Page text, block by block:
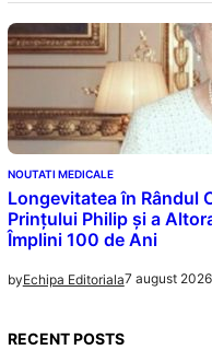
NOUTATI MEDICALE
Longevitatea în Rândul
Prințului Philip și a
Împlini 100 de Ani
byEchipa Editoriala7 august 2026
RECENT POSTS